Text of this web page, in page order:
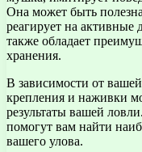
Она может быть
реагирует на активные
также обладает
хранения.
В зависимости от
крепления и наживки
результаты вашей
помогут вам найти
вашего улова.